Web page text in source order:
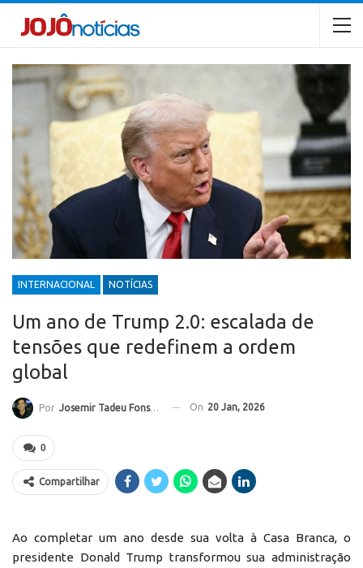
INTERNACIONAL NOTÍCIAS
Um ano de Trump 2.0: escalada de
tensões que redefinem a ordem
global
Por Josemir Tadeu Fonseca On 20 Jan, 2026
0
Compartilhar
Ao completar um ano desde sua volta à Casa Branca, o
presidente Donald Trump transformou sua administração